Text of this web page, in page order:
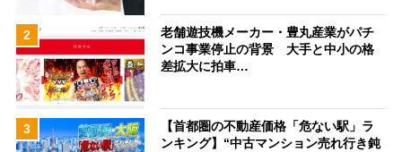
2
老舗遊技機メーカー・豊丸産業がパチ
ンコ事業停止の背景 大手と中小の格
差拡大に拍車…
3
【首都圏の不動産価格「危ない駅」ラ
ンキング】“中古マンション売れ行き鈍